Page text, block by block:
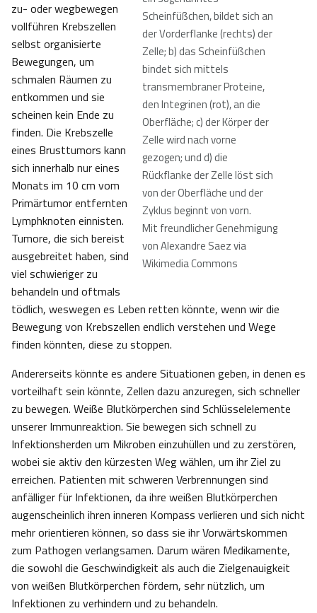
Scheinfüßchen, bildet sich an
der Vorderflanke (rechts) der
Zelle; b) das Scheinfüßchen
bindet sich mittels
transmembraner Proteine,
den Integrinen (rot), an die
Oberfläche; c) der Körper der
Zelle wird nach vorne
gezogen; und d) die
Rückflanke der Zelle löst sich
von der Oberfläche und der
Zyklus beginnt von vorn.
Mit freundlicher Genehmigung
von Alexandre Saez via
Wikimedia Commons
zu- oder wegbewegen
vollführen Krebszellen
selbst organisierte
Bewegungen, um
schmalen Räumen zu
entkommen und sie
scheinen kein Ende zu
finden. Die Krebszelle
eines Brusttumors kann
sich innerhalb nur eines
Monats im 10 cm vom
Primärtumor entfernten
Lymphknoten einnisten.
Tumore, die sich bereist
ausgebreitet haben, sind
viel schwieriger zu
behandeln und oftmals
tödlich, weswegen es Leben retten könnte, wenn wir die
Bewegung von Krebszellen endlich verstehen und Wege
finden könnten, diese zu stoppen.
Andererseits könnte es andere Situationen geben, in denen es
vorteilhaft sein könnte, Zellen dazu anzuregen, sich schneller
zu bewegen. Weiße Blutkörperchen sind Schlüsselelemente
unserer Immunreaktion. Sie bewegen sich schnell zu
Infektionsherden um Mikroben einzuhüllen und zu zerstören,
wobei sie aktiv den kürzesten Weg wählen, um ihr Ziel zu
erreichen. Patienten mit schweren Verbrennungen sind
anfälliger für Infektionen, da ihre weißen Blutkörperchen
augenscheinlich ihren inneren Kompass verlieren und sich nicht
mehr orientieren können, so dass sie ihr Vorwärtskommen
zum Pathogen verlangsamen. Darum wären Medikamente,
die sowohl die Geschwindigkeit als auch die Zielgenauigkeit
von weißen Blutkörperchen fördern, sehr nützlich, um
Infektionen zu verhindern und zu behandeln.